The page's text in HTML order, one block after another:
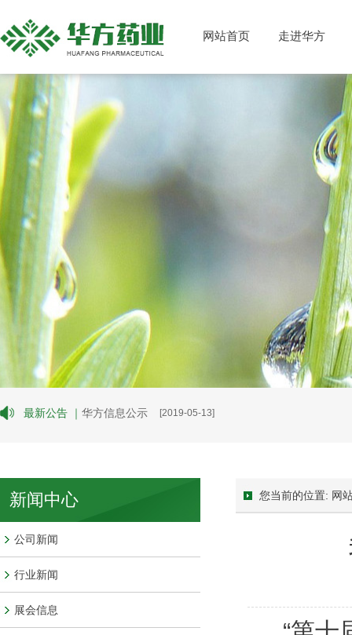
网站首页 走进华方
最新公告 ｜ 华方信息公示 [2019-05-13]
新闻中心
公司新闻
行业新闻
展会信息
您当前的位置: 网